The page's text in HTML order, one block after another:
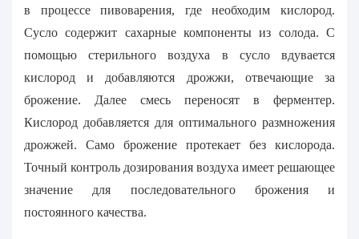
в процессе пивоварения, где необходим кислород.
Сусло содержит сахарные компоненты из солода. С
помощью стерильного воздуха в сусло вдувается
кислород и добавляются дрожжи, отвечающие за
брожение. Далее смесь переносят в ферментер.
Кислород добавляется для оптимального размножения
дрожжей. Само брожение протекает без кислорода.
Точный контроль дозирования воздуха имеет решающее
значение для последовательного брожения и
постоянного качества.